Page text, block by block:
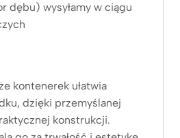
dębu) wysyłamy w ciągu
kontenerek ułatwia
dzięki przemyślanej
konstrukcji.